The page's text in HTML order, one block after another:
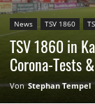
News TSV 1860
TSV 1860 in
Corona-Tests
Von Stephan Tempel